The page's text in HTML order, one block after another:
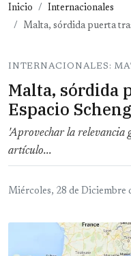
Inicio
Internacionales
Malta, sórdida puerta
INTERNACIONALES:
Malta, sórdida
Espacio
'Aprovechar la relevancia
artículo...
Miércoles, 28 de Diciembre